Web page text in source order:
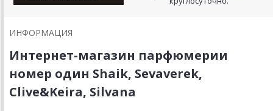
ИНФОРМАЦИЯ
Интернет-магазин парфюмерии
номер один Shaik, Sevaverek,
Clive&Keira, Silvana